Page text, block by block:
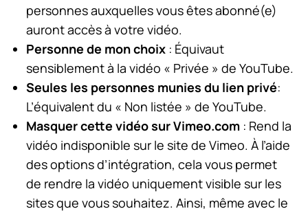
personnes auxquelles vous êtes abonné(e)
auront accès à votre vidéo.
Personne de mon choix : Équivaut
sensiblement à la vidéo « Privée » de YouTube.
Seules les personnes munies du lien privé:
L’équivalent du « Non listée » de YouTube.
Masquer cette vidéo sur Vimeo.com : Rend la
vidéo indisponible sur le site de Vimeo. À l’aide
des options d’intégration, cela vous permet
de rendre la vidéo uniquement visible sur les
sites que vous souhaitez. Ainsi, même avec le